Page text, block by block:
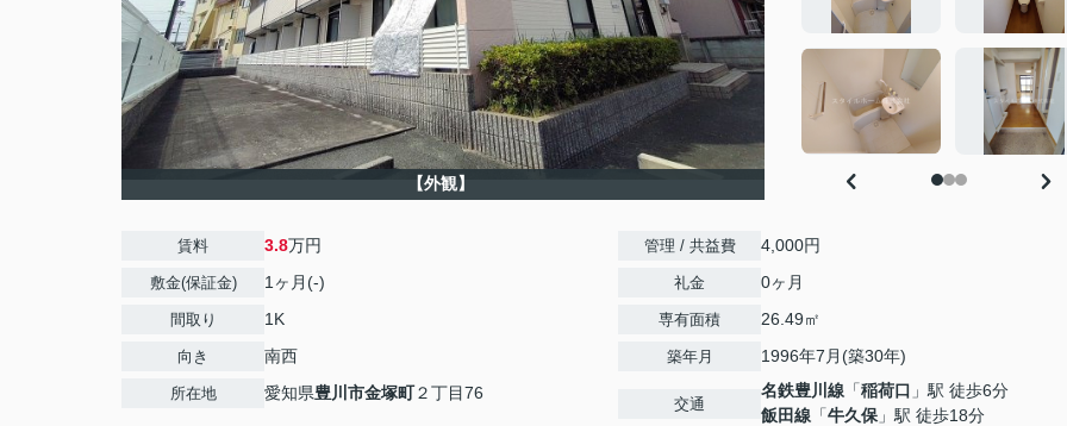
【外観】
賃料 3.8万円
敷金(保証金) 1ヶ月(-)
間取り 1K
向き 南西
所在地 愛知県豊川市金塚町２丁目76
管理 / 共益費 4,000円
礼金 0ヶ月
専有面積 26.49㎡
築年月 1996年7月(築30年)
交通
名鉄豊川線 「稲荷口 」駅 徒歩6分
飯田線 「牛久保 」駅 徒歩18分